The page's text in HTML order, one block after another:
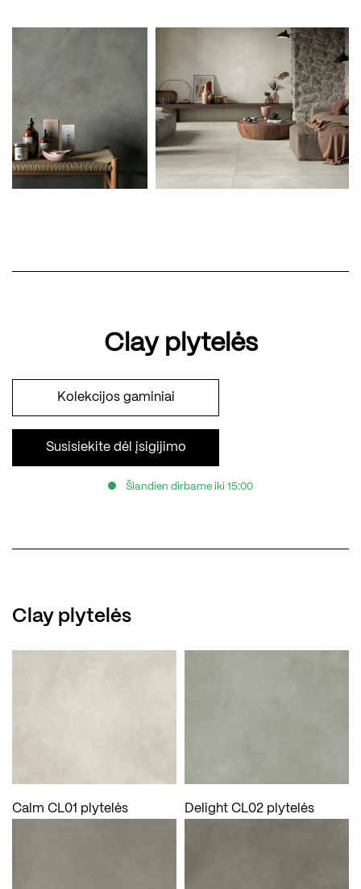
Clay plytelės
Kolekcijos gaminiai
Susisiekite dėl įsigijimo
Šiandien dirbame iki 15:00
Clay plytelės
Calm CL01 plytelės Delight CL02 plytelės